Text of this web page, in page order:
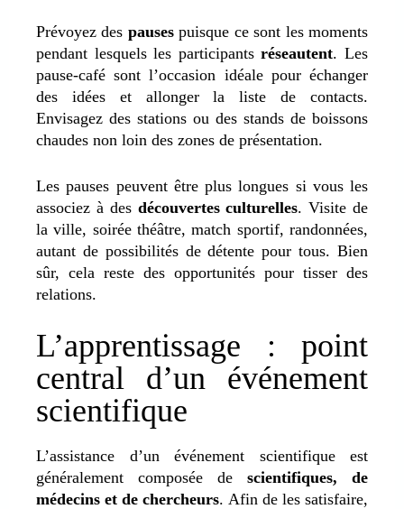
Prévoyez des pausespuisque ce sont les moments
pendant lesquels les participantsréseautent. Les
pause-café sont l’occasion idéale pour échanger
des idées et allonger la liste de contacts.
Envisagez des stations ou des stands de boissons
chaudes non loin des zones de présentation.
Les pauses peuvent être plus longues si vous les
associez à des découvertes culturelles. Visite de
la ville, soirée théâtre, match sportif, randonnées,
autant de possibilités de détente pour tous. Bien
sûr, cela reste des opportunités pour tisser des
relations.
L’apprentissage : point
central d’un événement
scientifique
L’assistance d’un événement scientifique est
généralement composée de scientifiques, de
médecins et de chercheurs. Afin de les satisfaire,